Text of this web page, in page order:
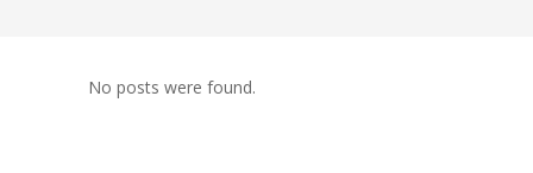
No posts were found.